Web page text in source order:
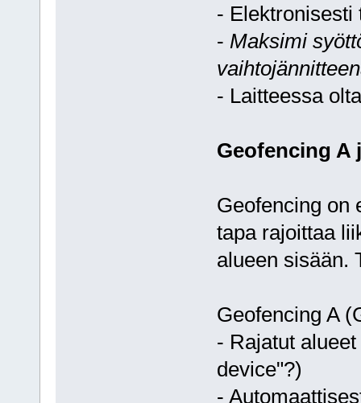
- Elektronisesti
- Maksimi
- Laitteessa
Geofencing A
Geofencing on
tapa rajoittaa
alueen sisään.
Geofencing A
- Rajatut
device"?)
-